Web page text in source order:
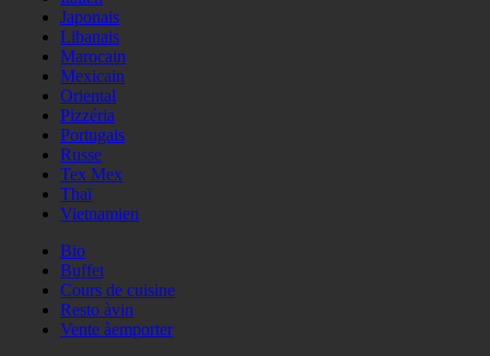
Japonais
Libanais
Marocain
Mexicain
Oriental
Pizzéria
Portugais
Russe
Tex Mex
Thaï
Vietnamien
Bio
Buffet
Cours de cuisine
Resto àvin
Vente àemporter